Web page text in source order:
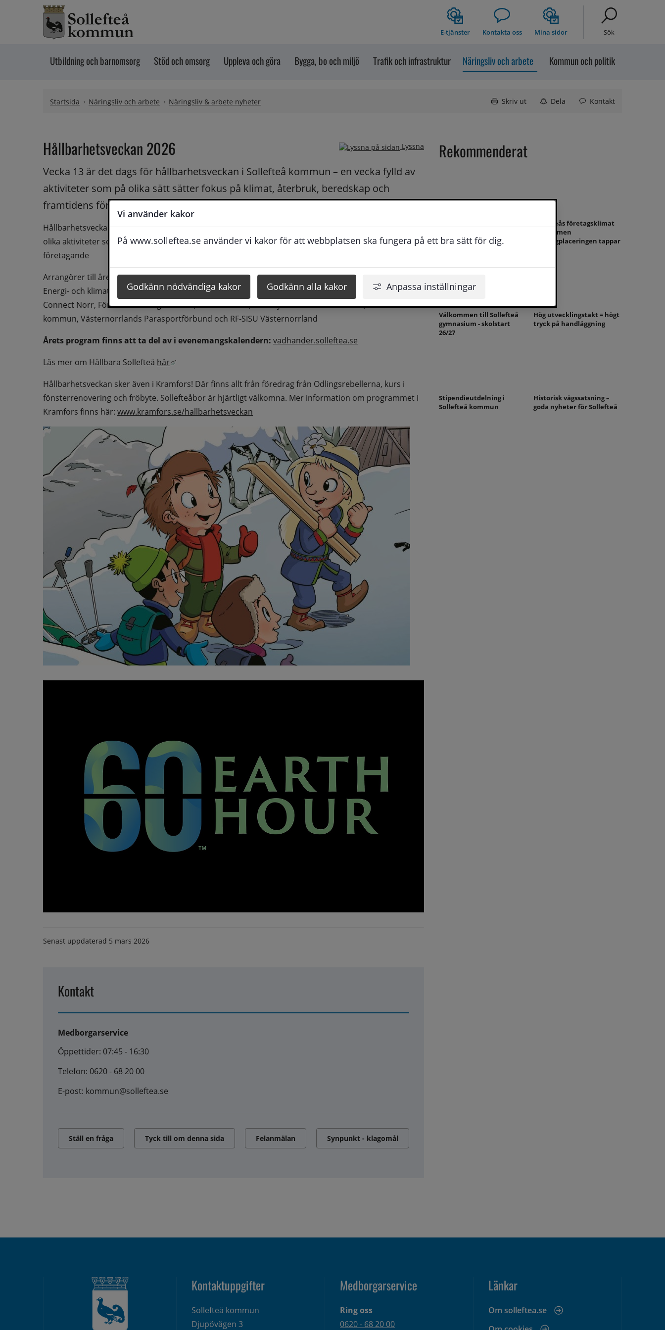
Vi använder kakor
På www.solleftea.se använder vi kakor för att webbplatsen ska fungera på ett bra sätt för dig.
Godkänn nödvändiga kakor Godkänn alla kakor Anpassa inställningar
Hoppa till innehåll
E-tjänster Kontakta oss Mina sidor Sök
Utbildning och barnomsorg Stöd och omsorg Uppleva och göra Bygga, bo och miljö Trafik och infrastruktur Näringsliv och arbete Kommun och politik
Startsida Näringsliv och arbete Näringsliv & arbete nyheter Skriv ut Dela Kontakt
Lyssna
Hållbarhetsveckan 2026
Vecka 13 är det dags för hållbarhetsveckan i Sollefteå kommun – en vecka fylld av
aktiviteter som på olika sätt sätter fokus på klimat, återbruk, beredskap och
framtidens företagande.
Hållbarhetsveckan i Sollefteå infaller vecka 13, den 23 - 29 mars 2026. Programmet innehåller en rad
olika aktiviteter som på olika sätt sätter fokus på klimat, återbruk, beredskap och framtidens
företagande
Arrangörer till årets program är olika verksamheter inom Sollefteå kommun, Sollefteå Bibliotek,
Energi- och klimatrådgivarna i Västernorrland, Naturskyddsföreningen, Friluftsfrämjandet, Almi Mitt,
Connect Norr, Föräldraförening Näsåker, Fritidsbanken, Länsstyrelsen Västernorrland, Örnsköldsviks
kommun, Västernorrlands Parasportförbund och RF-SISU Västernorrland
Årets program finns att ta del av i evenemangskalendern: vadhander.solleftea.se
Läs mer om Hållbara Sollefteå här Länk till annan webbplats, öppnas i nytt fönster.
Hållbarhetsveckan sker även i Kramfors! Där finns allt från föredrag från Odlingsrebellerna, kurs i
fönsterrenovering och fröbyte. Sollefteåbor är hjärtligt välkomna. Mer information om programmet i
Kramfors finns här: www.kramfors.se/hallbarhetsveckan
Senast uppdaterad 5 mars 2026
Kontakt
Medborgarservice
Öppettider: 07:45 - 16:30
Telefon: 0620 - 68 20 00
E-post: kommun@solleftea.se
Ställ en fråga Tyck till om denna sida Felanmälan Synpunkt - klagomål
Rekommenderat
Sollefteås företagsklimat
starkt, men
rankingplaceringen tappar
Välkommen till Sollefteå
gymnasium - skolstart
26/27
Hög utvecklingstakt = högt
tryck på handläggning
Stipendieutdelning i
Sollefteå kommun
Historisk vägssatsning –
goda nyheter för Sollefteå
Kontaktuppgifter
Sollefteå kommun
Djupövägen 3
Medborgarservice
Ring oss
0620 - 68 20 00
Länkar
Om solleftea.se